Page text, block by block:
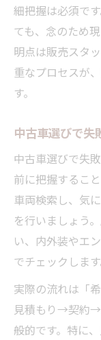
ント
中古車
介
中古車
点
中古車
中古
中古車
中古車購入
中古車
中古車
ト
細把握は必須で
ても、念のため
明点は販売スタ
重なプロセスが
す。
中古車選びで失
中古車選びで失
前に把握するこ
車両検索し、気
を行いましょう
い、内外装やエ
でチェックします
実際の流れは「
見積もり→契約
般的です。特に